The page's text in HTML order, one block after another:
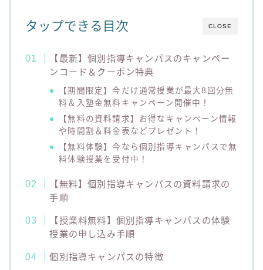
CLOSE
タップできる目次
【最新】個別指導キャンパスのキャンペー
ンコード＆クーポン特典
【期間限定】今だけ通常授業が最大8回分無
料＆入塾金無料キャンペーン開催中！
【無料の資料請求】お得なキャンペーン情報
や時間割＆料金表などプレゼント！
【無料体験】今なら個別指導キャンパスで無
料体験授業を受付中！
【無料】個別指導キャンパスの資料請求の
手順
【授業料無料】個別指導キャンパスの体験
授業の申し込み手順
個別指導キャンパスの特徴